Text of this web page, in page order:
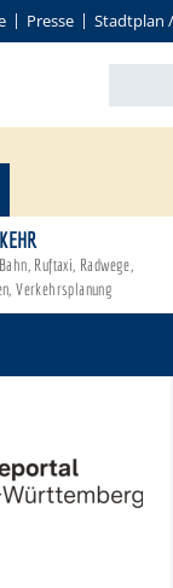
Presse Stadtplan
Ruftaxi, Radwege,
Verkehrsplanung